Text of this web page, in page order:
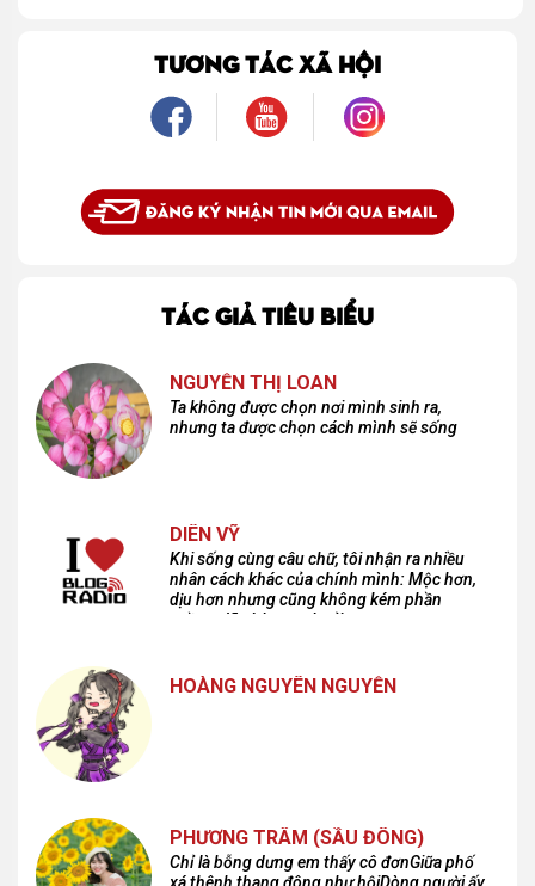
là một mối tình, mà là một người luôn cho tôi quyền được là chính mình.
TƯƠNG TÁC XÃ HỘI
TÁC GIẢ TIÊU BIỂU
NGUYỄN THỊ LOAN
Ta không được chọn nơi mình sinh ra,
nhưng ta được chọn cách mình sẽ sống
DIÊN VỸ
Khi sống cùng câu chữ, tôi nhận ra nhiều
nhân cách khác của chính mình: Mộc hơn,
dịu hơn nhưng cũng không kém phần
cuồng dã và hoang hoải...
HOÀNG NGUYÊN NGUYỄN
PHƯƠNG TRÂM (SẦU ĐÔNG)
Chỉ là bỗng dưng em thấy cô đơnGiữa phố
xá thênh thang đông như hộiDòng người ấy